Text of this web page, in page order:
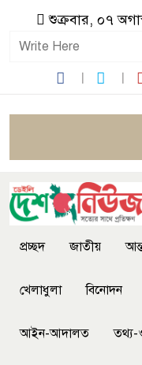
শুক্রবার, ০৭
প্রচ্ছদ জাতীয়
খেলাধুলা বিনোদন
আইন-আদালত তথ্য-